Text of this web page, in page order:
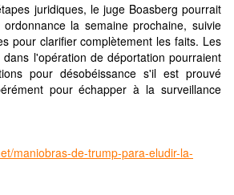
juridiques, le juge Boasberg pourrait
la semaine prochaine, suivie
pour clarifier complètement les faits. Les
l'opération de déportation pourraient
pour désobéissance s'il est prouvé
pour échapper à la surveillance
maniobras-de-trump-para-eludir-la-